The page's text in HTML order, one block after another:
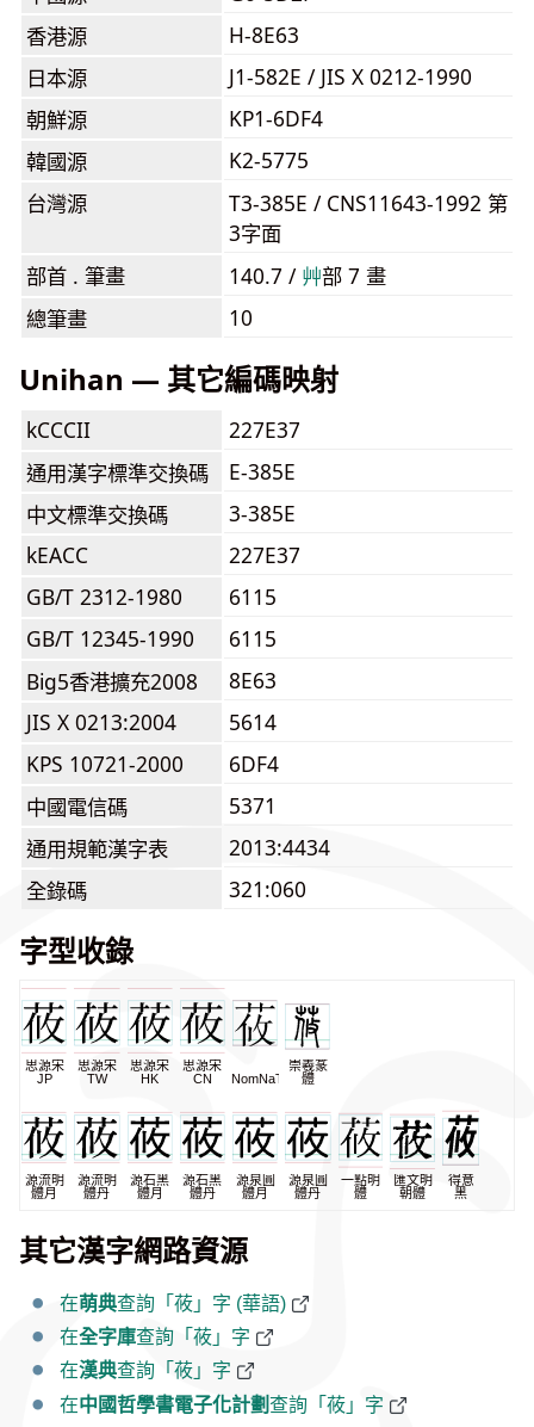
香港源
H-8E63
日本源
J1-582E / JIS X 0212-1990
朝鮮源
KP1-6DF4
韓國源
K2-5775
台灣源
T3-385E / CNS11643-1992 第
3字面
部首 . 筆畫
140.7 / ⾋部 7 畫
總筆畫
10
Unihan — 其它編碼映射
kCCCII
227E37
通用漢字標準交換碼
E-385E
中文標準交換碼
3-385E
kEACC
227E37
GB/T 2312-1980
6115
GB/T 12345-1990
6115
Big5香港擴充2008
8E63
JIS X 0213:2004
5614
KPS 10721-2000
6DF4
中國電信碼
5371
通用規範漢字表
2013:4434
全錄碼
321:060
字型收錄
思源宋
JP
思源宋
TW
思源宋
HK
思源宋
CN
NomNaTong
崇羲篆
體
源流明
體月
源流明
體丹
源石黑
體月
源石黑
體丹
源泉圓
體月
源泉圓
體丹
一點明
體
匯文明
朝體
得意
黑
其它漢字網路資源
在萌典查詢「莜」字 (華語)
在全字庫查詢「莜」字
在漢典查詢「莜」字
在中國哲學書電子化計劃查詢「莜」字